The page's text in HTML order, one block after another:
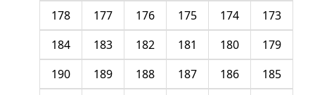
173
174
175
176
177
178
179
180
181
182
183
184
185
186
187
188
189
190